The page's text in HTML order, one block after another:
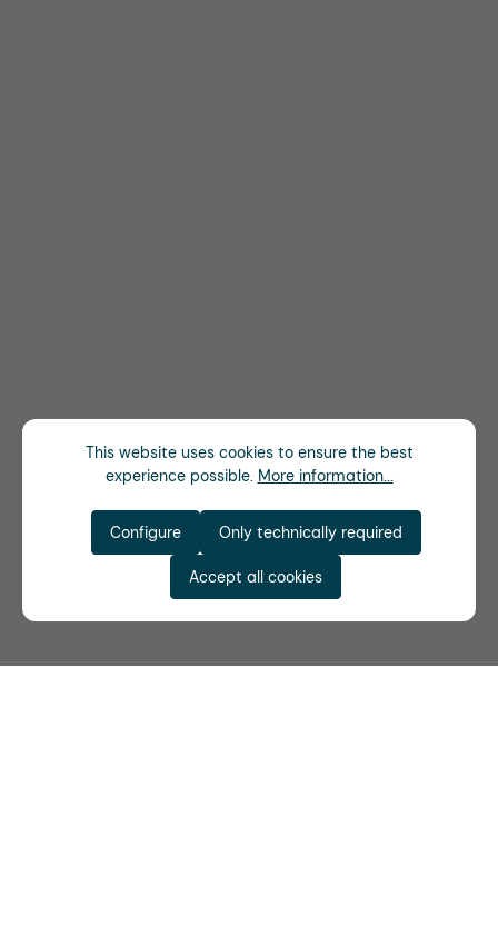
This website uses cookies to ensure the best
experience possible. More information...
Only technically required
Configure
Accept all cookies